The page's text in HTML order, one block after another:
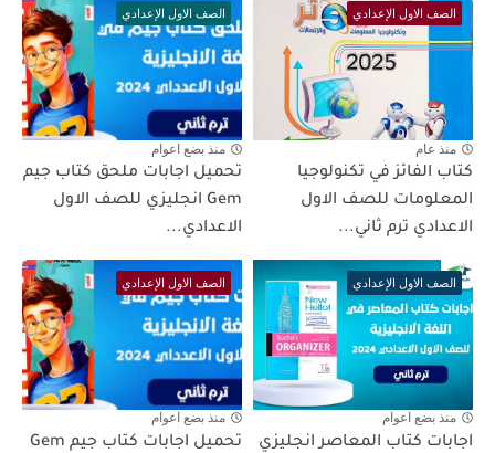
الصف الاول الإعدادي
منذ عام
كتاب الفائز في تكنولوجيا
المعلومات للصف الاول
الاعدادي ترم ثاني...
الصف الاول الإعدادي
منذ بضع اعوام
تحميل اجابات ملحق كتاب جيم
Gem انجليزي للصف الاول
الاعدادي...
الصف الاول الإعدادي
منذ بضع اعوام
اجابات كتاب المعاصر انجليزي
الصف الاول الإعدادي
منذ بضع اعوام
تحميل اجابات كتاب جيم Gem